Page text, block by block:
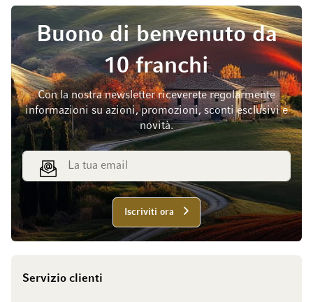
Buono di benvenuto da
10 franchi
Con la nostra newsletter riceverete regolarmente
informazioni su azioni, promozioni, sconti esclusivi e
novità.
Indirizzo email
Iscriviti ora
Servizio clienti